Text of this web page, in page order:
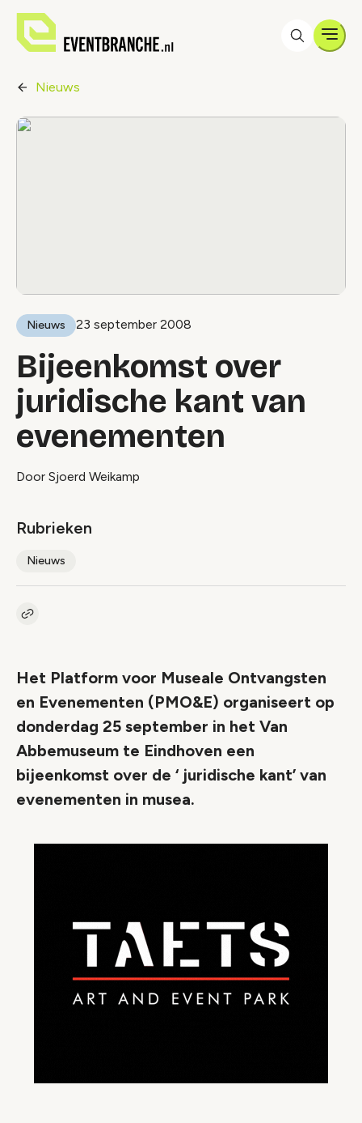
Nieuws
Nieuws 23 september 2008
Bijeenkomst over
juridische kant van
evenementen
Door Sjoerd Weikamp
Rubrieken
Nieuws
Kopieer link naar artikel
Het Platform voor Museale Ontvangsten
en Evenementen (PMO&E) organiseert op
donderdag 25 september in het Van
Abbemuseum te Eindhoven een
bijeenkomst over de ‘ juridische kant’ van
evenementen in musea.